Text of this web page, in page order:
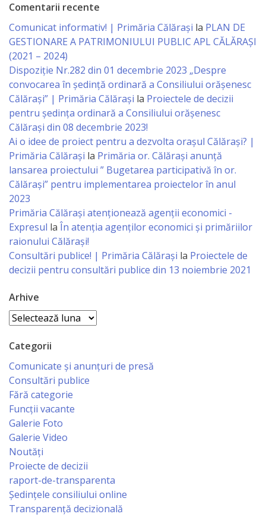
tineret
Activitatea
primăriei
Instituții
subordonate
IET
Lăstărel
Guguță
IET
DoReMiCii
sportivă
„Mihai
Viteazul”
Școala
Sportivă
Specializată
de
Rezerve
Olimpice
Comentarii recente
Comunicat informativ! | Primăria Călărași la PLAN DE
GESTIONARE A PATRIMONIULUI PUBLIC APL CĂLĂRAȘI
(2021 – 2024)
Dispoziție Nr.282 din 01 decembrie 2023 „Despre
convocarea în ședință ordinară a Consiliului orășenesc
Călărași” | Primăria Călărași la Proiectele de decizii
pentru ședința ordinară a Consiliului orășenesc
Călărași din 08 decembrie 2023!
Ai o idee de proiect pentru a dezvolta orașul Călărași? |
Primăria Călărași la Primăria or. Călărași anunță
lansarea proiectului ” Bugetarea participativă în or.
Călărași” pentru implementarea proiectelor în anul
2023
Primăria Călăraşi atenţionează agenţii economici -
Expresul la În atenția agenților economici și primăriilor
raionului Călărași!
Consultări publice! | Primăria Călărași la Proiectele de
decizii pentru consultări publice din 13 noiembrie 2021
Arhive
Arhive
Categorii
Comunicate și anunțuri de presă
Consultări publice
Fără categorie
Funcții vacante
Galerie Foto
Galerie Video
Noutăți
Proiecte de decizii
raport-de-transparenta
Ședințele consiliului online
Transparență decizională